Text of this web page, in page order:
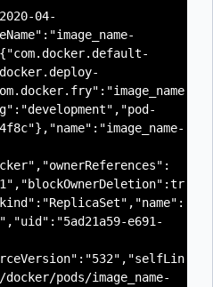
04-
e691-
pods/image_name-